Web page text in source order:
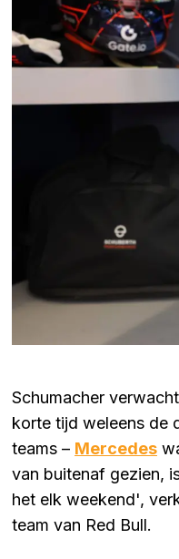
Schumacher
korte tijd weleens de
teams – Mercedes
van buitenaf gezien,
het elk weekend',
team van Red Bull.